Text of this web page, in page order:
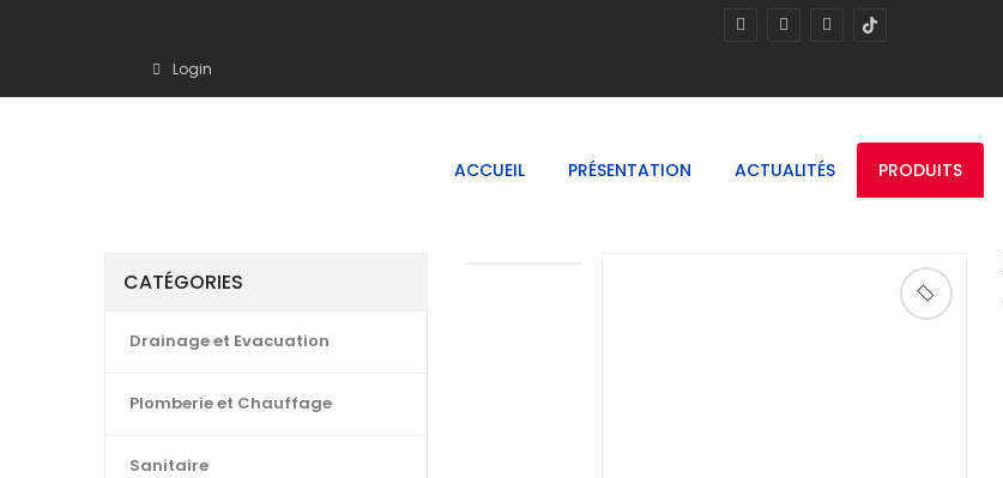
Login
ACCUEIL PRÉSENTATION ACTUALITÉS PRODUITS
CATÉGORIES
Drainage et Evacuation
Plomberie et Chauffage
Sanitaire
🔍